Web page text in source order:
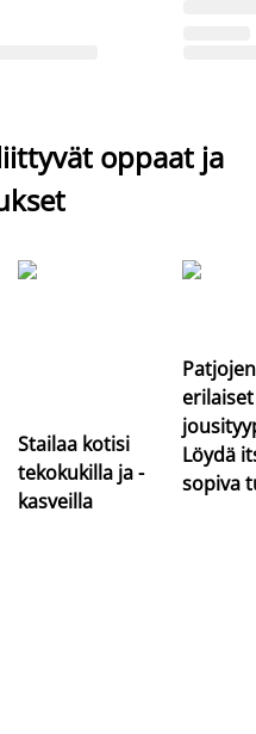
oppaat ja
Stailaa kotisi
tekokukilla ja -
kasveilla
Patjojen
erilaiset
Löydä
sopiva